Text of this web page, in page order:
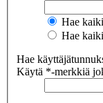
Hae
Hae
Hae
Käytä *-merkkiä